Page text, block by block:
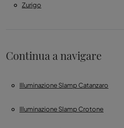
Zurigo
Continua a navigare
Illuminazione Slamp Catanzaro
Illuminazione Slamp Crotone